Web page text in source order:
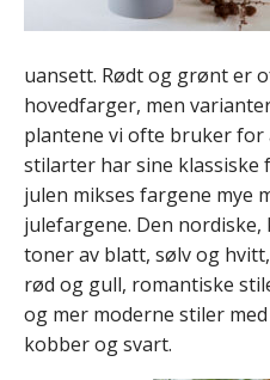
uansett. Rødt og grønt er
hovedfarger, men
plantene vi ofte bruker for
stilarter har sine klassiske
julen mikses fargene mye
julefargene. Den
toner av blatt, sølv og
rød og gull, romantiske
og mer moderne stiler
kobber og svart.